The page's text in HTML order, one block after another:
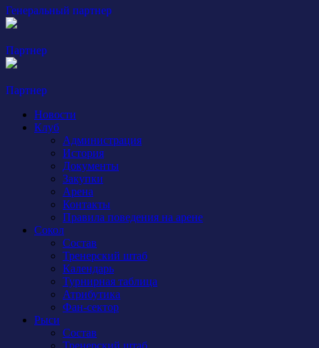
Генеральный партнер
Партнер
Партнер
Новости
Клуб
Администрация
История
Документы
Закупки
Арена
Контакты
Правила поведения на арене
Сокол
Состав
Тренерский штаб
Календарь
Турнирная таблица
Атрибутика
Фан-сектор
Рыси
Состав